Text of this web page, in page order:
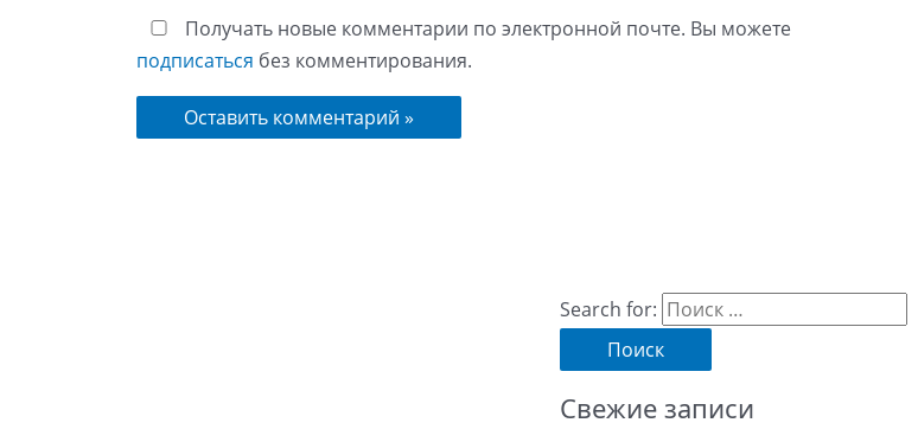
Получать новые комментарии по электронной почте. Вы можете
подписаться без комментирования.
Search for:
Свежие записи